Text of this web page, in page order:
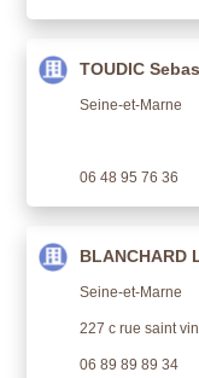
TOUDIC
Seine-et-Marne
06 48 95 76 36
BLANCHARD
Seine-et-Marne
227 c rue saint
06 89 89 89 34